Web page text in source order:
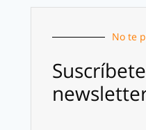
No te